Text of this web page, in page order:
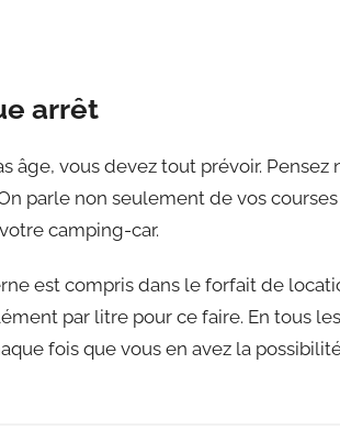
arrêt
âge, vous devez tout prévoir. Pensez
parle non seulement de vos
camping-car.
est compris dans le forfait de
par litre pour ce faire. En tous
fois que vous en avez la